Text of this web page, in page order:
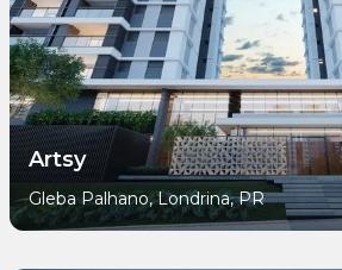
Artsy
Gleba Palhano, Londrina, PR